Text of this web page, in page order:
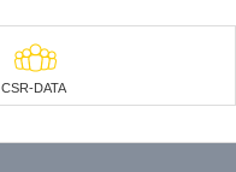
CSR-DATA